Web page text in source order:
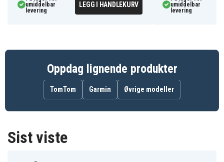
Garmin
Garmin
DriveSmart
umiddelbar
levering
LEGG I HANDLEKURV
umiddelbar
levering
Oppdag lignende produkter
TomTom Garmin Øvrige modeller
Sist viste